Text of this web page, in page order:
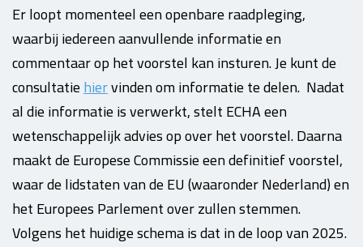
Er loopt momenteel een openbare raadpleging,
waarbij iedereen aanvullende informatie en
commentaar op het voorstel kan insturen. Je kunt de
consultatiehiervinden om informatie te delen. Nadat
al die informatie is verwerkt, stelt ECHA een
wetenschappelijk advies op over het voorstel. Daarna
maakt de Europese Commissie een definitief voorstel,
waar de lidstaten van de EU (waaronder Nederland) en
het Europees Parlement over zullen stemmen.
Volgens het huidige schema is dat in de loop van 2025.